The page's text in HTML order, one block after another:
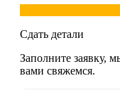
Сдать детали
Заполните заявку,
вами свяжемся.